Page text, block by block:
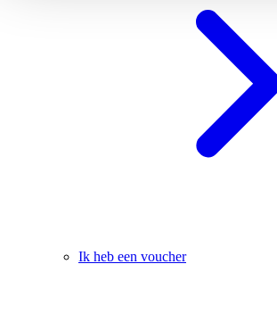
Ik heb een voucher